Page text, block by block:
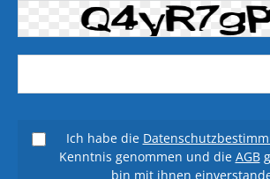
Ich habe die
Kenntnis genommen und die AGB
bin mit ihnen